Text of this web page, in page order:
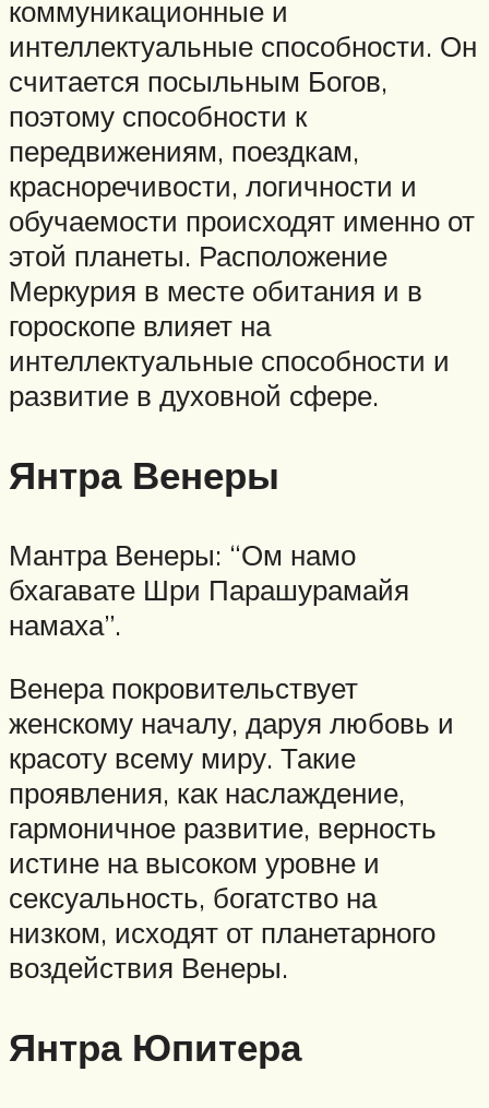
коммуникационные и
интеллектуальные способности. Он
считается посыльным Богов,
поэтому способности к
передвижениям, поездкам,
красноречивости, логичности и
обучаемости происходят именно от
этой планеты. Расположение
Меркурия в месте обитания и в
гороскопе влияет на
интеллектуальные способности и
развитие в духовной сфере.
Янтра Венеры
Мантра Венеры: “Ом намо
бхагавате Шри Парашурамайя
намаха”.
Венера покровительствует
женскому началу, даруя любовь и
красоту всему миру. Такие
проявления, как наслаждение,
гармоничное развитие, верность
истине на высоком уровне и
сексуальность, богатство на
низком, исходят от планетарного
воздействия Венеры.
Янтра Юпитера